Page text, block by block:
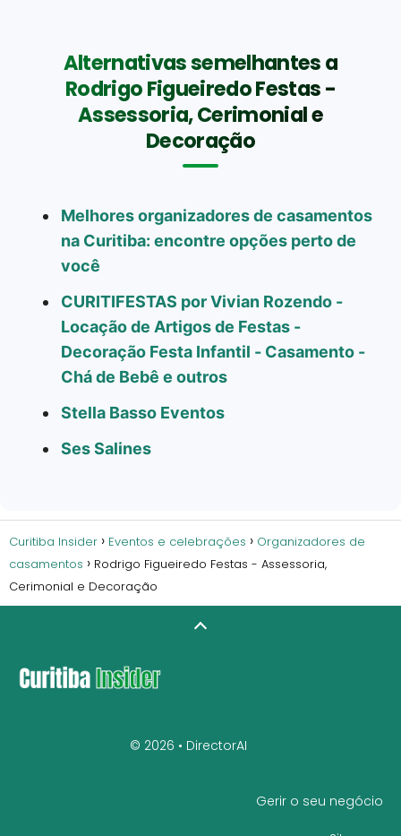
Alternativas semelhantes a
Rodrigo Figueiredo Festas -
Assessoria, Cerimonial e
Decoração
Melhores organizadores de casamentos
na Curitiba: encontre opções perto de
você
CURITIFESTAS por Vivian Rozendo -
Locação de Artigos de Festas -
Decoração Festa Infantil - Casamento -
Chá de Bebê e outros
Stella Basso Eventos
Ses Salines
Curitiba Insider Eventos e celebrações
Organizadores de
casamentos
Rodrigo Figueiredo Festas - Assessoria,
Cerimonial e Decoração
© 2026 • DirectorAI
Gerir o seu negócio